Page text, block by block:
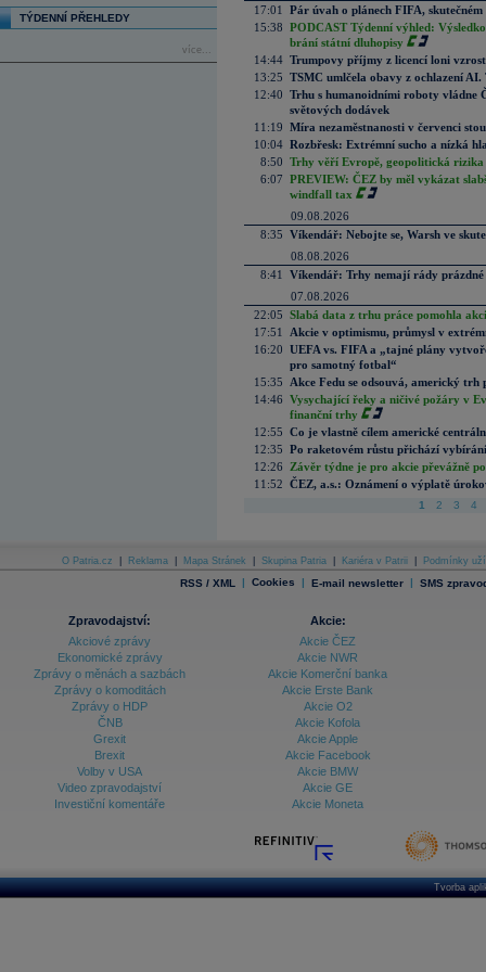
TÝDENNÍ PŘEHLEDY
více...
17:01
Pár úvah o plánech FIFA,
15:38 PODCAST Týdenní výhled:
brání státní dluhopisy
14:44 Trumpovy příjmy z licencí loni
13:25 TSMC umlčela obavy z ochlazení
12:40 Trhu s humanoidními roboty vládne
světových dodávek
11:19 Míra nezaměstnanosti v červenci
10:04 Rozbřesk: Extrémní sucho a nízká
8:50 Trhy věří Evropě, geopolitická rizika
6:07 PREVIEW: ČEZ by měl vykázat
windfall tax
09.08.2026
8:35 Víkendář: Nebojte se, Warsh ve
08.08.2026
8:41
Víkendář: Trhy nemají rády prázdné
07.08.2026
22:05 Slabá data z trhu práce pomohla
17:51
Akcie v optimismu, průmysl v
16:20 UEFA vs. FIFA a „tajné plány
pro samotný fotbal“
15:35
Akce Fedu se odsouvá, americký
14:46 Vysychající řeky a ničivé požáry v
finanční trhy
12:55 Co je vlastně cílem americké
12:35 Po raketovém růstu přichází
12:26
Závěr týdne je pro akcie převážně
11:52 ČEZ, a.s.: Oznámení o výplatě
1 2 3 4
O Patria.cz Reklama Mapa Stránek Skupina Patria Kariéra v Patrii Podmínky
RSS / XML | Cookies | E-mail newsletter | SMS
Zpravodajství:
Akciové zprávy
Ekonomické zprávy
Zprávy o měnách a sazbách
Zprávy o komoditách
Zprávy o HDP
ČNB
Grexit
Brexit
Volby v USA
Video zpravodajství
Investiční komentáře
Akcie:
Akcie ČEZ
Akcie NWR
Akcie Komerční banka
Akcie Erste Bank
Akcie O2
Akcie Kofola
Akcie Apple
Akcie Facebook
Akcie BMW
Akcie GE
Akcie Moneta
Tvorba